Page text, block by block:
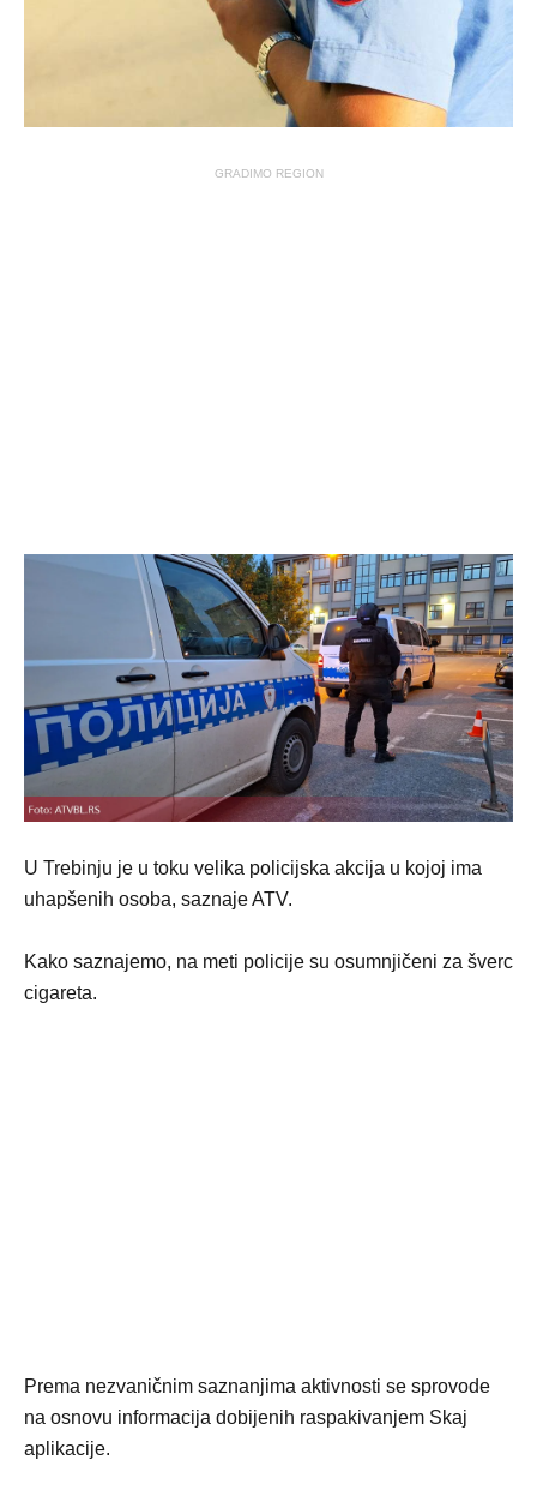
GRADIMO REGION
U Trebinju je u toku velika policijska akcija u kojoj ima
uhapšenih osoba, saznaje ATV.
Kako saznajemo, na meti policije su osumnjičeni za šverc
cigareta.
Prema nezvaničnim saznanjima aktivnosti se sprovode
na osnovu informacija dobijenih raspakivanjem Skaj
aplikacije.